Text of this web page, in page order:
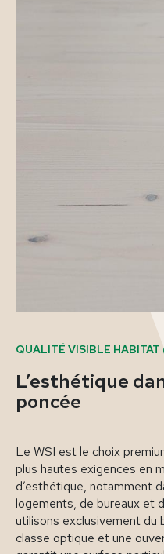
QUALITÉ VISIBLE HABITAT
L’esthétique
poncée
Le WSI est le choix
plus hautes exigences en
d’esthétique, notamment
logements, de bureaux et
utilisons exclusivement du
classe optique et une